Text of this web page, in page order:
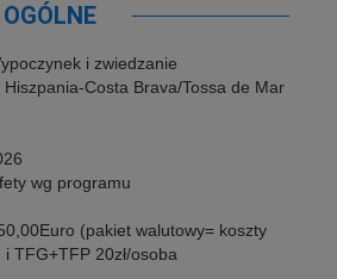
i zwiedzanie
Hiszpania-Costa Brava/Tossa de Mar
wg programu
(pakiet walutowy= koszty
TFG+TFP 20zł/osoba